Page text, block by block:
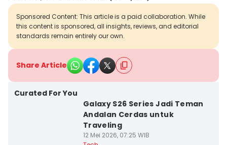
Sponsored Content: This article is a paid collaboration. While
this content is sponsored, all insights, reviews, and editorial
standards remain entirely our own.
Share Article
Curated For You
Galaxy S26 Series Jadi Teman
Andalan Cerdas untuk
Traveling
12 Mei 2026, 07:25 WIB